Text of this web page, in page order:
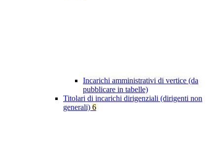
Incarichi amministrativi di vertice (da
pubblicare in tabelle)
Titolari di incarichi dirigenziali (dirigenti non
generali) 6